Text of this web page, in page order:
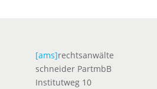
[ams]rechtsanwälte
schneider PartmbB
Institutweg 10